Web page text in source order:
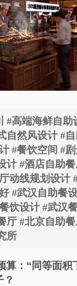
#高端海鲜自
自然风设计 #
#餐饮空间 #
计 #酒店自助
动线规划设计
#武汉自助餐
饮设计 #武汉
厅 #北京自助
所
算： “ 同等面积
？